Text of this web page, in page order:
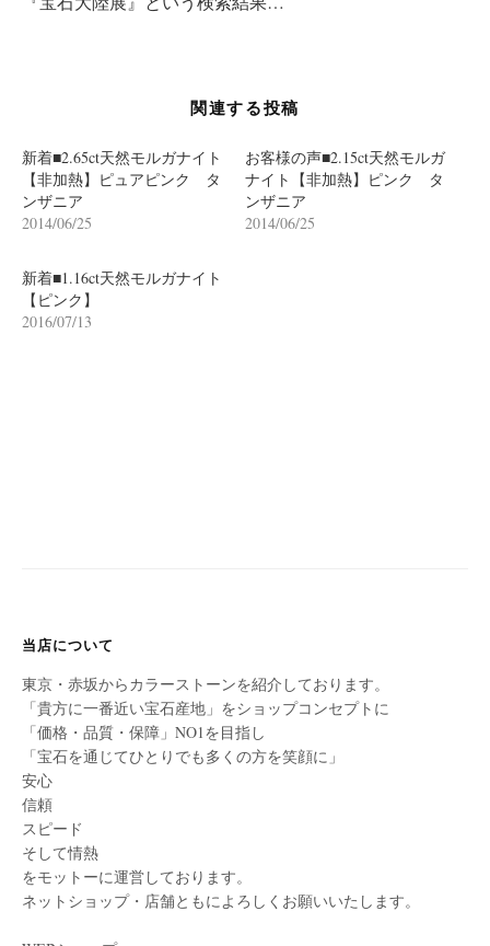
関連する投稿
新着■2.65ct天然モルガナイト
【非加熱】ピュアピンク タ
ンザニア
2014/06/25
お客様の声■2.15ct天然モルガ
ナイト【非加熱】ピンク タ
ンザニア
2014/06/25
新着■1.16ct天然モルガナイト
【ピンク】
2016/07/13
当店について
東京・赤坂からカラーストーンを紹介しております。
「貴方に一番近い宝石産地」をショップコンセプトに
「価格・品質・保障」NO1を目指し
「宝石を通じてひとりでも多くの方を笑顔に」
安心
信頼
スピード
そして情熱
をモットーに運営しております。
ネットショップ・店舗ともによろしくお願いいたします。